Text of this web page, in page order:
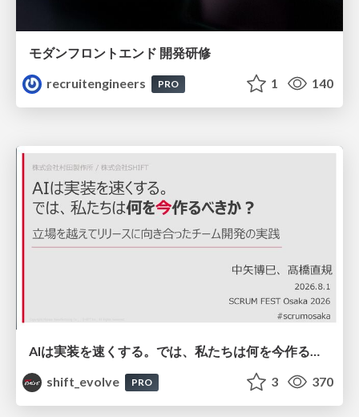
モダンフロントエンド 開発研修
recruitengineers
PRO 1 140
AIは実装を速くする。では、私たちは何を今作るべきか？－立場を越えてリリースに向き合ったチーム開発の実践 / 20260801 Hiromi Nakaya and Naoki Takahashi
shift_evolve
PRO 3 370